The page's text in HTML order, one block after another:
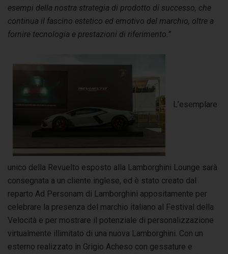
esempi della nostra strategia di prodotto di successo, che
continua il fascino estetico ed emotivo del marchio, oltre a
fornire tecnologia e prestazioni di riferimento.”
L’esemplare
unico della Revuelto esposto alla Lamborghini Lounge sarà
consegnata a un cliente inglese, ed è stato creato dal
reparto Ad Personam di Lamborghini appositamente per
celebrare la presenza del marchio italiano al Festival della
Velocità e per mostrare il potenziale di personalizzazione
virtualmente illimitato di una nuova Lamborghini. Con un
esterno realizzato in Grigio Acheso con gessature e